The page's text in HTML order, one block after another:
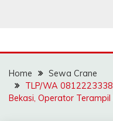
JASA
Home
Sewa Crane
TLP/WA
Bekasi, Operator